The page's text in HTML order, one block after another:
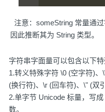
注意：someString 常量通
因此推断其为 String 类型。
字符串字面量可以包含以下特
1.转义特殊字符 \0 (空字符)
(换行符)、\r (回车符)、\" (双
2.单字节 Unicode 标量，写
数。